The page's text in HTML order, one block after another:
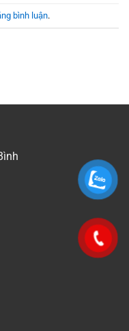
bình luận.